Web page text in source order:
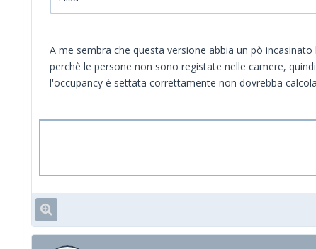
A me sembra che questa versione abbia un pò
perchè le persone non sono registate nelle camere,
l'occupancy è settata correttamente non dovrebba